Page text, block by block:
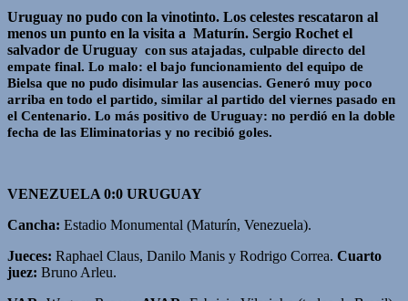
Compartir
Uruguay no pudo con la vinotinto. Los celestes rescataron al
menos un punto en la visita a Maturín. Sergio Rochet el
salvador de Uruguay con sus atajadas, culpable directo del
empate final. Lo malo: el bajo funcionamiento del equipo de
Bielsa que no pudo disimular las ausencias. Generó muy poco
arriba en todo el partido, similar al partido del viernes pasado en
el Centenario. Lo más positivo de Uruguay: no perdió en la doble
fecha de las Eliminatorias y no recibió goles.
VENEZUELA 0:0 URUGUAY
Cancha: Estadio Monumental (Maturín, Venezuela).
Jueces: Raphael Claus, Danilo Manis y Rodrigo Correa. Cuarto
juez: Bruno Arleu.